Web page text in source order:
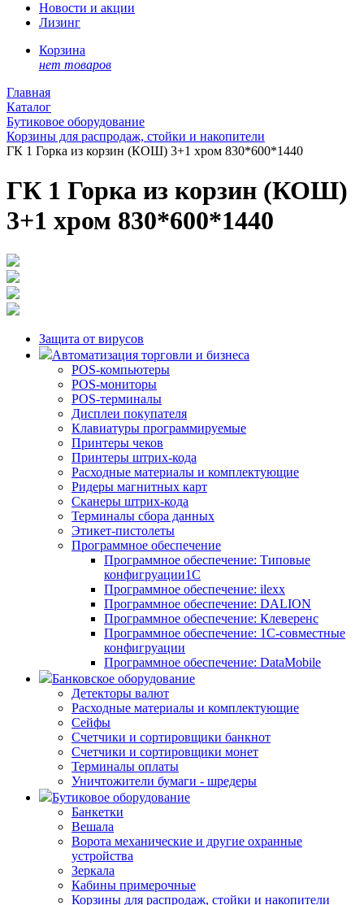
Новости и акции
Лизинг
Корзина
нет товаров
Главная
Каталог
Бутиковое оборудование
Корзины для распродаж, стойки и накопители
ГК 1 Горка из корзин (КОШ) 3+1 хром 830*600*1440
ГК 1 Горка из корзин (КОШ)
3+1 хром 830*600*1440
Защита от вирусов
Автоматизация торговли и бизнеса
POS-компьютеры
POS-мониторы
POS-терминалы
Дисплеи покупателя
Клавиатуры программируемые
Принтеры чеков
Принтеры штрих-кода
Расходные материалы и комплектующие
Ридеры магнитных карт
Сканеры штрих-кода
Терминалы сбора данных
Этикет-пистолеты
Программное обеспечение
Программное обеспечение: Типовые
конфигруации1С
Программное обеспечение: ilexx
Программное обеспечение: DALION
Программное обеспечение: Клеверенс
Программное обеспечение: 1С-совместные
конфигруации
Программное обеспечение: DataMobile
Банковское оборудование
Детекторы валют
Расходные материалы и комплектующие
Сейфы
Счетчики и сортировщики банкнот
Счетчики и сортировщики монет
Терминалы оплаты
Уничтожители бумаги - шредеры
Бутиковое оборудование
Банкетки
Вешала
Ворота механические и другие охранные
устройства
Зеркала
Кабины примерочные
Корзины для распродаж, стойки и накопители